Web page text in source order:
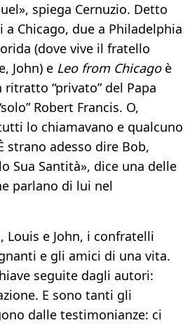
spiega Cernuzio. Detto
Chicago, due a Philadelphia
(dove vive il fratello
John) e Leo from Chicagoè
“privato” del Papa
Robert Francis. O,
lo chiamavano e qualcuno
strano adesso dire Bob,
Sua Santità», dice una delle
parlano di lui nel
Louis e John, i confratelli
e gli amici di una vita.
seguite dagli autori:
E sono tanti gli
dalle testimonianze: ci